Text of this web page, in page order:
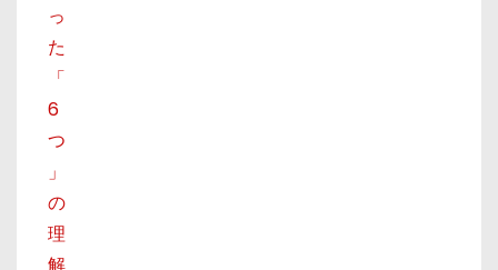
っ
た
「
6
つ
」
の
理
解